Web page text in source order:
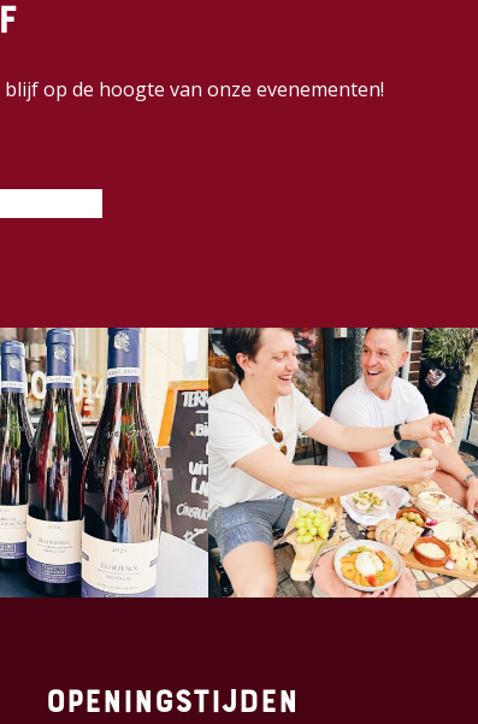
op de hoogte van onze evenementen!
Openingstijden